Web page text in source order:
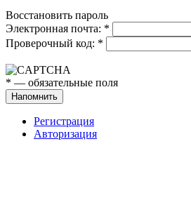
Восстановить пароль
Электронная почта: *
Проверочный код: *
* — обязательные поля
Напомнить
Регистрация
Авторизация